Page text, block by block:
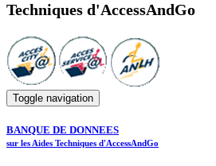
Techniques d'AccessAndGo
Toggle navigation
BANQUE DE DONNEES
sur les Aides Techniques d'AccessAndGo